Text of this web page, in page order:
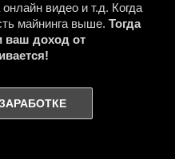
видео и т.д. Когда
майнинга выше. Тогда
ваш доход от